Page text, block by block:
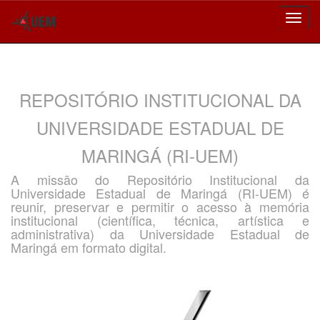
REPOSITÓRIO INSTITUCIONAL DA
UNIVERSIDADE ESTADUAL DE
MARINGÁ (RI-UEM)
A missão do Repositório Institucional da
Universidade Estadual de Maringá (RI-UEM) é
reunir, preservar e permitir o acesso à memória
institucional (científica, técnica, artística e
administrativa) da Universidade Estadual de
Maringá em formato digital.